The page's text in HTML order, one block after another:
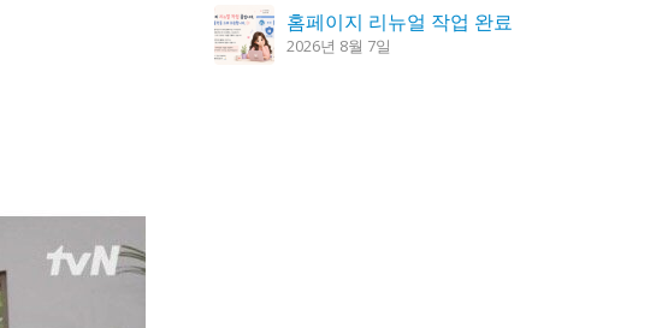
홈페이지 리뉴얼 작업 완료
2026년 8월 7일